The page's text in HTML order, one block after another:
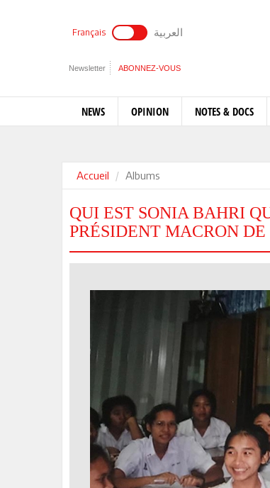
Français العربية
Newsletter ABONNEZ-VOUS
NEWS OPINION NOTES & DOCS
Accueil Albums
QUI EST SONIA BAHRI
PRÉSIDENT MACRON